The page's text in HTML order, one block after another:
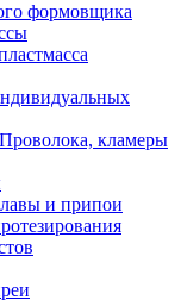
формовщика
Проволока, кламеры
и припои